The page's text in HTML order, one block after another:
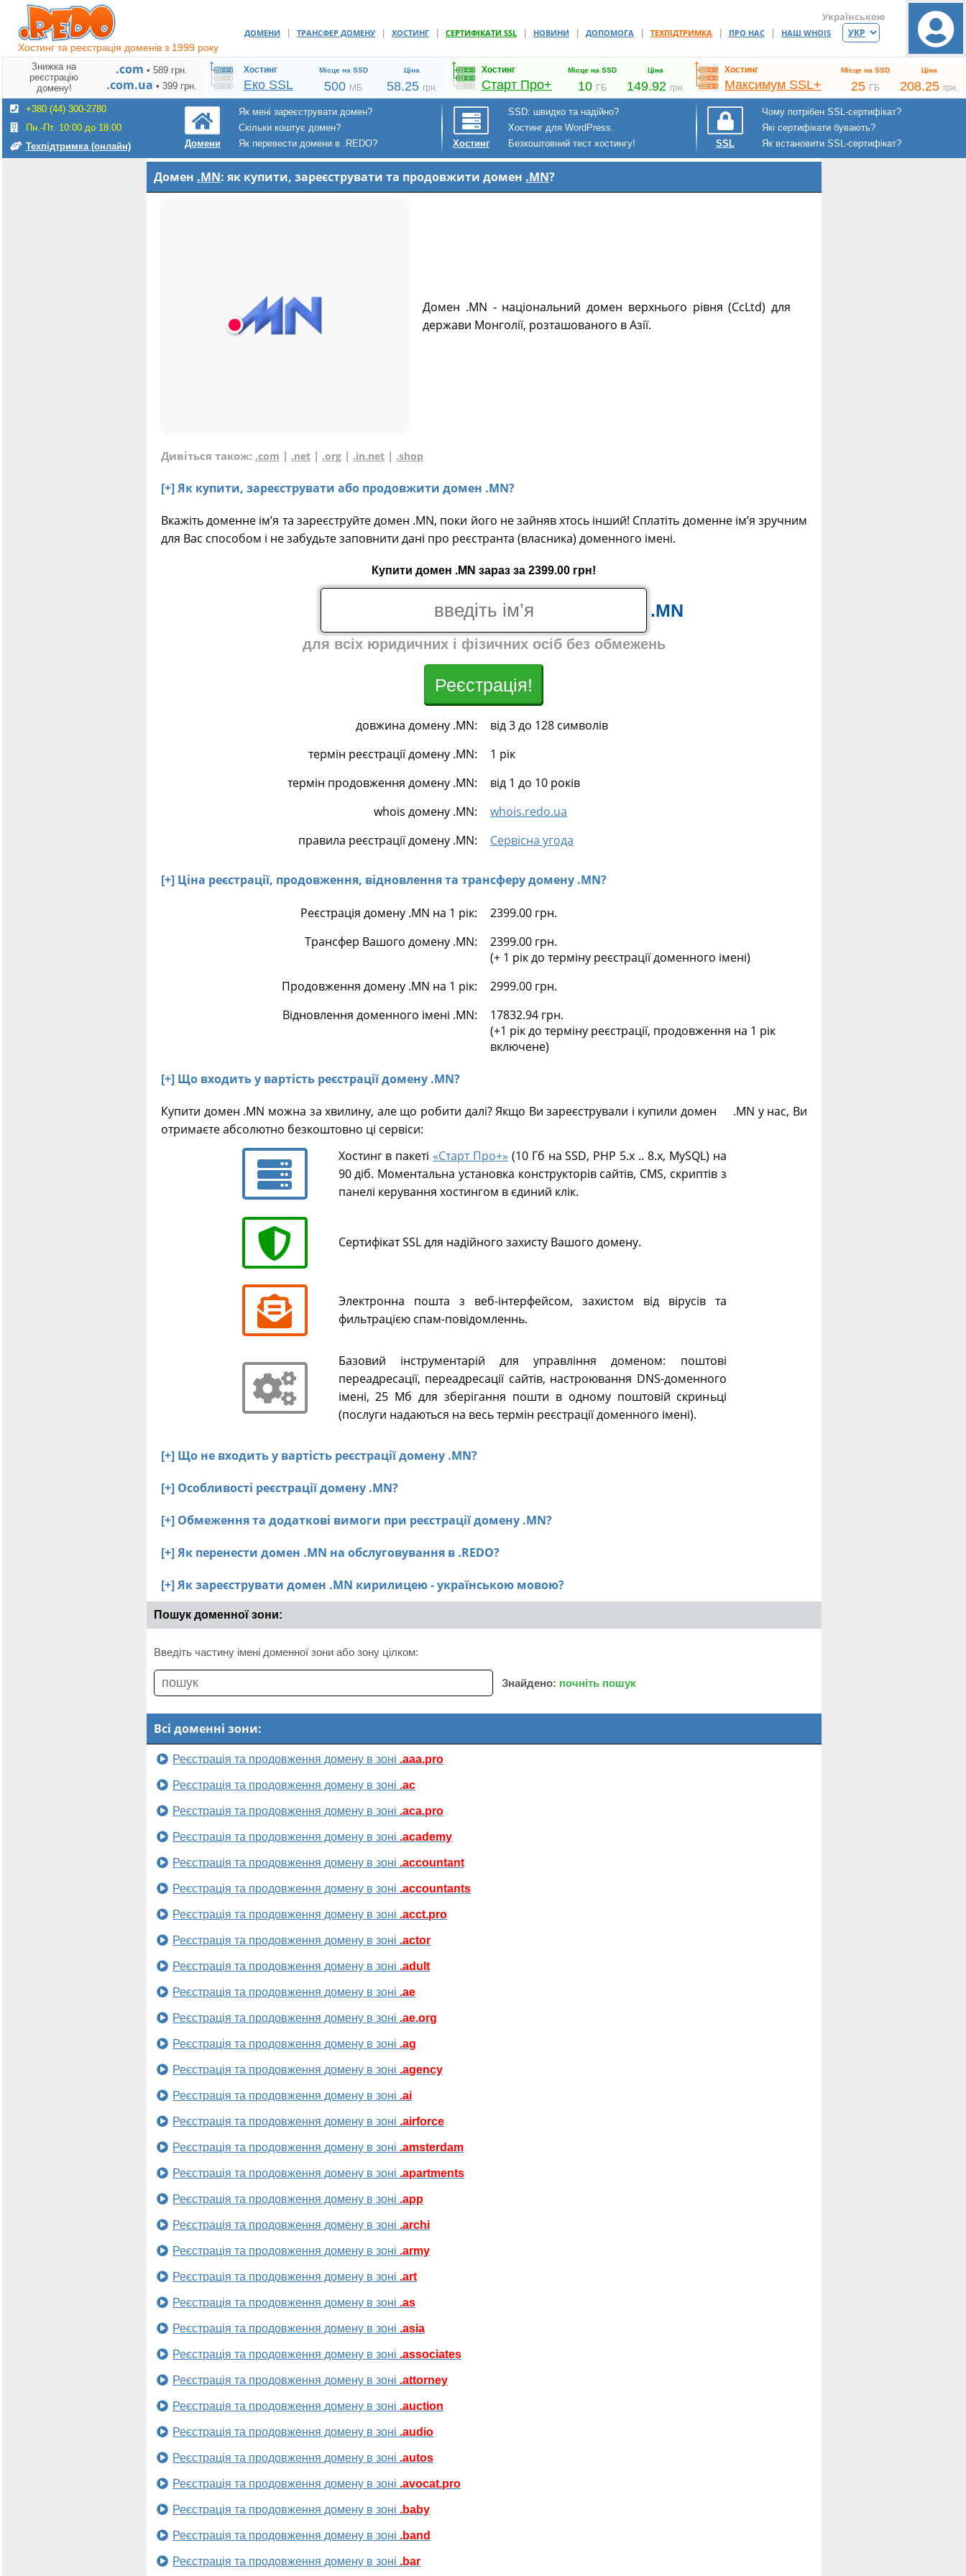
Хостинг та реєстрація доменів з 1999 року
ДОМЕНИ | ТРАНСФЕР ДОМЕНУ | ХОСТИНГ | СЕРТИФІКАТИ SSL | НОВИНИ | ДОПОМОГА | ТЕХПІДТРИМКА | ПРО НАС | НАШ WHOIS
Українською
Знижка на
реєстрацію
домену!
.com • 589 грн.
.com.ua • 399 грн.
Хостинг
Еко SSL
Місце на SSD Ціна
500 МБ 58.25 грн.
Хостинг
Старт Про+
Місце на SSD Ціна
10 ГБ 149.92 грн.
Хостинг
Максимум SSL+
Місце на SSD Ціна
25 ГБ 208.25 грн.
+380 (44) 300-2780
Пн.-Пт. 10:00 до 18:00
Техпідтримка (онлайн)
Домени
Як мені зареєструвати домен?
Скільки коштує домен?
Як перевести домени в .REDO?
Хостинг
SSD: швидко та надійно?
Хостинг для WordPress.
Безкоштовний тест хостингу!
SSL
Чому потрібен SSL-сертифікат?
Які сертифікати бувають?
Як встановити SSL-сертифікат?
Домен .MN: як купити, зареєструвати та продовжити домен .MN?
Домен .MN - національний домен верхнього рівня (CcLtd) для
держави Монголії, розташованого в Азії.
Дивіться також: .com | .net | .org | .in.net | .shop
[+] Як купити, зареєструвати або продовжити домен .MN?
Вкажіть доменне ім’я та зареєструйте домен .MN, поки його не зайняв хтось інший! Сплатіть доменне ім’я зручним
для Вас способом і не забудьте заповнити дані про реєстранта (власника) доменного імені.
Купити домен .MN зараз за 2399.00 грн!
.MN
для всіх юридичних і фізичних осіб без обмежень
Реєстрація!
довжина домену .MN:
від 3 до 128 символів
термін реєстрації домену .MN:
1 рік
термін продовження домену .MN:
від 1 до 10 років
whois домену .MN:
whois.redo.ua
правила реєстрації домену .MN:
Сервісна угода
[+] Ціна реєстрації, продовження, відновлення та трансферу домену .MN?
Реєстрація домену .MN на 1 рік:
2399.00 грн.
Трансфер Вашого домену .MN:
2399.00 грн.
(+ 1 рік до терміну реєстрації доменного імені)
Продовження домену .MN на 1 рік:
2999.00 грн.
Відновлення доменного імені .MN:
17832.94 грн.
(+1 рік до терміну реєстрації, продовження на 1 рік
включене)
[+] Що входить у вартість реєстрації домену .MN?
Купити домен .MN можна за хвилину, але що робити далі? Якщо Ви зареєстрували і купили домен .MN у нас, Ви
отримаєте абсолютно безкоштовно ці сервіси:
Хостинг в пакеті «Старт Про+» (10 Гб на SSD, PHP 5.х .. 8.х, MySQL) на
90 діб. Моментальна установка конструкторів сайтів, CMS, скриптів з
панелі керування хостингом в єдиний клік.
Сертифікат SSL для надійного захисту Вашого домену.
Электронна пошта з веб-інтерфейсом, захистом від вірусів та
фильтрацією спам-повідомленнь.
Базовий інструментарій для управління доменом: поштові
переадресації, переадресації сайтів, настроювання DNS-доменного
імені, 25 Мб для зберігання пошти в одному поштовій скриньці
(послуги надаються на весь термін реєстрації доменного імені).
[+] Що не входить у вартість реєстрації домену .MN?
[+] Особливості реєстрації домену .MN?
[+] Обмеження та додаткові вимоги при реєстрації домену .MN?
[+] Як перенести домен .MN на обслуговування в .REDO?
[+] Як зареєструвати домен .MN кирилицею - українською мовою?
Пошук доменної зони:
Введіть частину імені доменної зони або зону цілком:
Знайдено: почніть пошук
Всі доменні зони:
Реєстрація та продовження домену в зоні .aaa.pro
Реєстрація та продовження домену в зоні .ac
Реєстрація та продовження домену в зоні .aca.pro
Реєстрація та продовження домену в зоні .academy
Реєстрація та продовження домену в зоні .accountant
Реєстрація та продовження домену в зоні .accountants
Реєстрація та продовження домену в зоні .acct.pro
Реєстрація та продовження домену в зоні .actor
Реєстрація та продовження домену в зоні .adult
Реєстрація та продовження домену в зоні .ae
Реєстрація та продовження домену в зоні .ae.org
Реєстрація та продовження домену в зоні .ag
Реєстрація та продовження домену в зоні .agency
Реєстрація та продовження домену в зоні .ai
Реєстрація та продовження домену в зоні .airforce
Реєстрація та продовження домену в зоні .amsterdam
Реєстрація та продовження домену в зоні .apartments
Реєстрація та продовження домену в зоні .app
Реєстрація та продовження домену в зоні .archi
Реєстрація та продовження домену в зоні .army
Реєстрація та продовження домену в зоні .art
Реєстрація та продовження домену в зоні .as
Реєстрація та продовження домену в зоні .asia
Реєстрація та продовження домену в зоні .associates
Реєстрація та продовження домену в зоні .attorney
Реєстрація та продовження домену в зоні .auction
Реєстрація та продовження домену в зоні .audio
Реєстрація та продовження домену в зоні .autos
Реєстрація та продовження домену в зоні .avocat.pro
Реєстрація та продовження домену в зоні .baby
Реєстрація та продовження домену в зоні .band
Реєстрація та продовження домену в зоні .bar